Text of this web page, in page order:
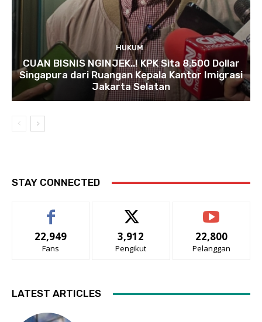
HUKUM
CUAN BISNIS NGINJEK..! KPK Sita 8.500 Dollar
Singapura dari Ruangan Kepala Kantor Imigrasi
Jakarta Selatan
STAY CONNECTED
22,949
Fans
3,912
Pengikut
22,800
Pelanggan
LATEST ARTICLES